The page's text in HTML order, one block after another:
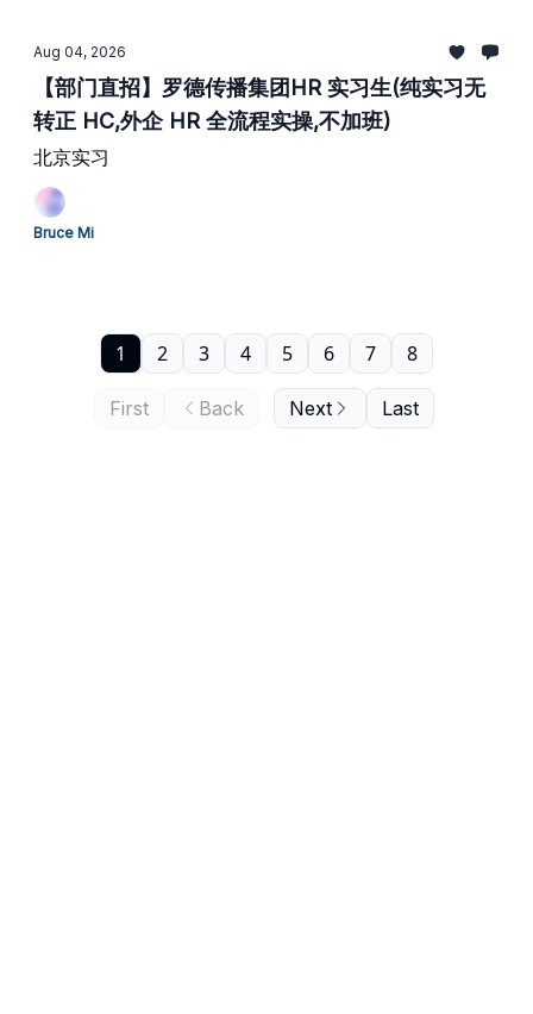
Aug 04, 2026
【部门直招】罗德传播集团HR 实习生(纯实习无
转正 HC,外企 HR 全流程实操,不加班)
北京实习
Bruce Mi
First Back
1 2 3 4 5 6 7 8
Next Last